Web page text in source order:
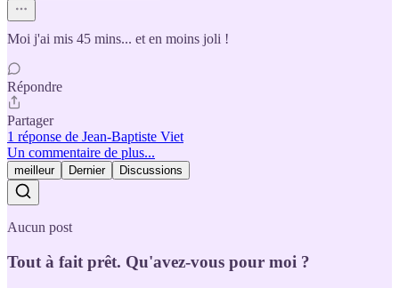
Moi j'ai mis 45 mins... et en moins joli !
Répondre
Partager
1 réponse de Jean-Baptiste Viet
Un commentaire de plus...
meilleur Dernier Discussions
Aucun post
Tout à fait prêt. Qu'avez-vous pour moi ?